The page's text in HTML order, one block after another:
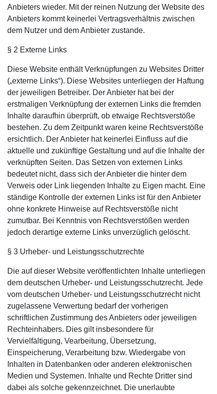
Anbieters wieder. Mit der reinen Nutzung der Website des
Anbieters kommt keinerlei Vertragsverhältnis zwischen
dem Nutzer und dem Anbieter zustande.
§ 2 Externe Links
Diese Website enthält Verknüpfungen zu Websites Dritter
(„externe Links“). Diese Websites unterliegen der Haftung
der jeweiligen Betreiber. Der Anbieter hat bei der
erstmaligen Verknüpfung der externen Links die fremden
Inhalte daraufhin überprüft, ob etwaige Rechtsverstöße
bestehen. Zu dem Zeitpunkt waren keine Rechtsverstöße
ersichtlich. Der Anbieter hat keinerlei Einfluss auf die
aktuelle und zukünftige Gestaltung und auf die Inhalte der
verknüpften Seiten. Das Setzen von externen Links
bedeutet nicht, dass sich der Anbieter die hinter dem
Verweis oder Link liegenden Inhalte zu Eigen macht. Eine
ständige Kontrolle der externen Links ist für den Anbieter
ohne konkrete Hinweise auf Rechtsverstöße nicht
zumutbar. Bei Kenntnis von Rechtsverstößen werden
jedoch derartige externe Links unverzüglich gelöscht.
§ 3 Urheber- und Leistungsschutzrechte
Die auf dieser Website veröffentlichten Inhalte unterliegen
dem deutschen Urheber- und Leistungsschutzrecht. Jede
vom deutschen Urheber- und Leistungsschutzrecht nicht
zugelassene Verwertung bedarf der vorherigen
schriftlichen Zustimmung des Anbieters oder jeweiligen
Rechteinhabers. Dies gilt insbesondere für
Vervielfältigung, Vearbeitung, Übersetzung,
Einspeicherung, Verarbeitung bzw. Wiedergabe von
Inhalten in Datenbanken oder anderen elektronischen
Medien und Systemen. Inhalte und Rechte Dritter sind
dabei als solche gekennzeichnet. Die unerlaubte